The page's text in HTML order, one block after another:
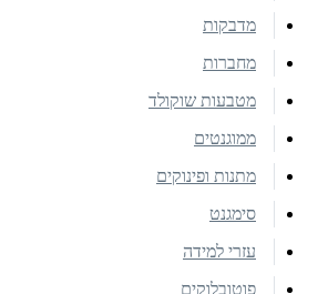
מדבקות
מחברות
מטבעות שוקולד
ממוגנטים
מתנות ופינוקים
סימגנט
עזרי למידה
פוטובלוקים